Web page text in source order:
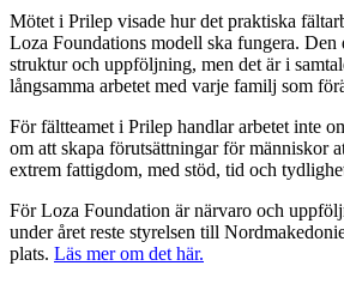
Mötet i Prilep visade hur det praktiska
Loza Foundations modell ska fungera.
struktur och uppföljning, men det är i
långsamma arbetet med varje familj som
För fältteamet i Prilep handlar arbetet inte
om att skapa förutsättningar för människor
extrem fattigdom, med stöd, tid och
För Loza Foundation är närvaro och
under året reste styrelsen till
plats. Läs mer om det här.